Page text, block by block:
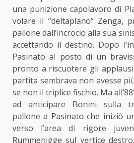
una punizione capolavoro di
volare il “deltaplano” Zenga,
pallone dall’incrocio alla sua
accettando il destino. Dopo
Pasinato al posto di un
pronto a riscuotere gli
partita sembrava non avesse
se non il triplice fischio. Ma
ad anticipare Bonini sulla
pallone a Pasinato che iniziò
verso l’area di rigore
Rummenigge sul vertice